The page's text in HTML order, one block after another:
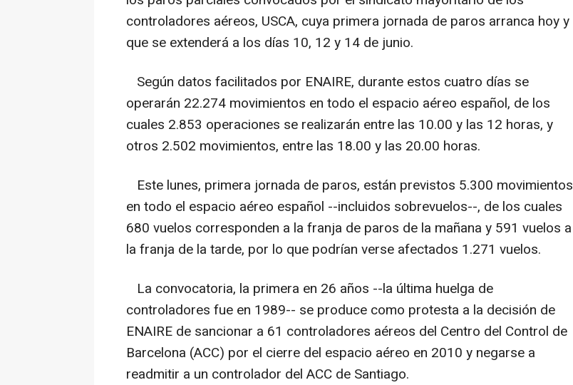
controladores aéreos, USCA, cuya primera jornada de paros arranca hoy y
que se extenderá a los días 10, 12 y 14 de junio.
Según datos facilitados por ENAIRE, durante estos cuatro días se
operarán 22.274 movimientos en todo el espacio aéreo español, de los
cuales 2.853 operaciones se realizarán entre las 10.00 y las 12 horas, y
otros 2.502 movimientos, entre las 18.00 y las 20.00 horas.
Este lunes, primera jornada de paros, están previstos 5.300 movimientos
en todo el espacio aéreo español --incluidos sobrevuelos--, de los cuales
680 vuelos corresponden a la franja de paros de la mañana y 591 vuelos a
la franja de la tarde, por lo que podrían verse afectados 1.271 vuelos.
La convocatoria, la primera en 26 años --la última huelga de
controladores fue en 1989-- se produce como protesta a la decisión de
ENAIRE de sancionar a 61 controladores aéreos del Centro del Control de
Barcelona (ACC) por el cierre del espacio aéreo en 2010 y negarse a
readmitir a un controlador del ACC de Santiago.